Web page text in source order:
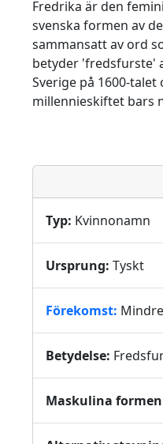
Fredrika är den
svenska formen av
sammansatt av ord
betyder 'fredsfurste'
Sverige på 1600-
millennieskiftet bars
Typ: Kvinnonamn
Ursprung: Tyskt
Förekomst:
Betydelse:
Maskulina